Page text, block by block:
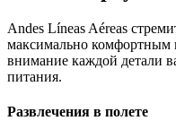
Andes Líneas Aéreas
максимально
внимание каждой детали
питания.
Развлечения в полете